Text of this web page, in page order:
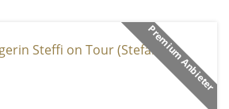
Premium Anbieter